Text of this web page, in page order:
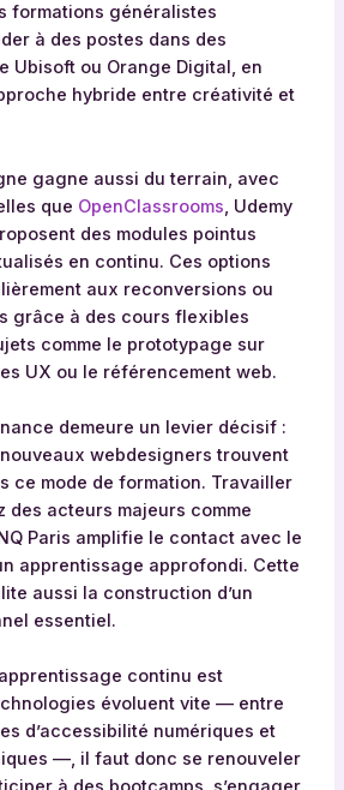
formations généralistes
à des postes dans des
Ubisoft ou Orange Digital, en
hybride entre créativité et
gagne aussi du terrain, avec
que OpenClassrooms, Udemy
des modules pointus
en continu. Ces options
aux reconversions ou
grâce à des cours flexibles
comme le prototypage sur
UX ou le référencement web.
demeure un levier décisif :
webdesigners trouvent
ce mode de formation. Travailler
des acteurs majeurs comme
Paris amplifie le contact avec le
apprentissage approfondi. Cette
aussi la construction d’un
essentiel.
continu est
évoluent vite — entre
d’accessibilité numériques et
—, il faut donc se renouveler